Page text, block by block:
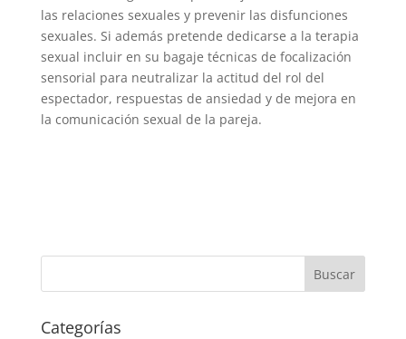
las relaciones sexuales y prevenir las disfunciones
sexuales. Si además pretende dedicarse a la terapia
sexual incluir en su bagaje técnicas de focalización
sensorial para neutralizar la actitud del rol del
espectador, respuestas de ansiedad y de mejora en
la comunicación sexual de la pareja.
Categorías